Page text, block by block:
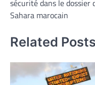
sécurité dans le dossier
Sahara marocain
Related Posts